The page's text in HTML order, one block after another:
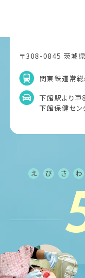
〒308-0845 茨城
関東鉄道常
下館駅より車
下館保健セン
え び さ わ